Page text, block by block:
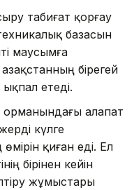
табиғат қорғау
базасын
маусымға
бірегей
етеді.
алапат
күлге
қиған еді. Ел
бірінен кейін
жұмыстары